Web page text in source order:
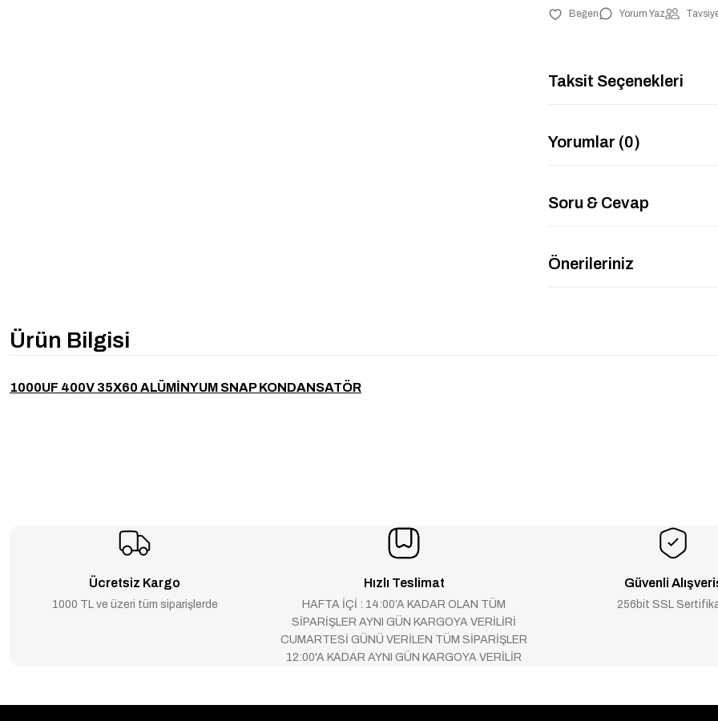
Yorum Yaz
Taksit Seçenekleri
Yorumlar (0)
Soru & Cevap
Önerileriniz
Ürün Bilgisi
1000UF 400V 35X60 ALÜMİNYUM SNAP KONDANSATÖR
Ücretsiz Kargo
1000 TL ve üzeri tüm siparişlerde
Hızlı Teslimat
HAFTA İÇİ : 14:00’A KADAR OLAN TÜM
SİPARİŞLER AYNI GÜN KARGOYA VERİLİRİ
CUMARTESİ GÜNÜ VERİLEN TÜM SİPARİŞLER
12:00'A KADAR AYNI GÜN KARGOYA VERİLİR
Güvenli
256bit SSL